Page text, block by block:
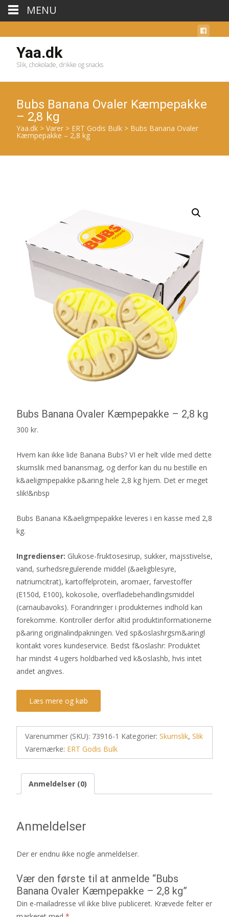
Yaa.dk
Slik, chokolade, drikke og snacks
Bubs Banana Ovaler Kæmpepakke
– 2,8 kg
Yaa.dk > Varer > ERT Godis Bulk > Bubs Banana Ovaler
Kæmpepakke – 2,8 kg
Bubs Banana Ovaler Kæmpepakke – 2,8 kg
300 kr.
Hvem kan ikke lide Banana Bubs? VI er helt vilde med dette
skumslik med banansmag, og derfor kan du nu bestille en
k&aeligmpepakke p&aring hele 2,8 kg hjem. Det er meget
slik!&nbsp
Bubs Banana K&aeligmpepakke leveres i en kasse med 2,8
kg.
Ingredienser: Glukose-fruktosesirup, sukker, majsstivelse,
vand, surhedsregulerende middel (&aeligblesyre,
natriumcitrat), kartoffelprotein, aromaer, farvestoffer
(E150d, E100), kokosolie, overfladebehandlingsmiddel
(carnaubavoks). Forandringer i produkternes indhold kan
forekomme. Kontroller derfor altid produktinformationerne
p&aring originalindpakningen. Ved sp&oslashrgsm&aringl
kontakt vores kundeservice. Bedst f&oslashr: Produktet
har mindst 4 ugers holdbarhed ved k&oslashb, hvis intet
andet angives.
Læs mere og køb
Varenummer (SKU): 73916-1 Kategorier: Skumslik, Slik
Varemærke: ERT Godis Bulk
Anmeldelser (0)
Anmeldelser
Der er endnu ikke nogle anmeldelser.
Vær den første til at anmelde “Bubs
Banana Ovaler Kæmpepakke – 2,8 kg”
Din e-mailadresse vil ikke blive publiceret. Krævede felter er
MENU